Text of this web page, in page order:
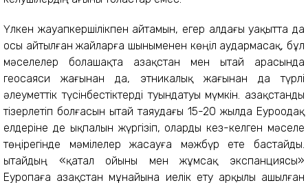
Үлкен жауапкершілікпен айтамын, егер алдағы уақытта да
осы айтылған жайларға шыныменен көңіл аудармасақ, бұл
мәселелер болашақта Қазақстан мен Қытай арасында
геосаяси жағынан да, этникалық жағынан да түрлі
әлеуметтік түсінбестіктерді туындатуы мүмкін. Қазақстанды
тізерлетіп болғасын Қытай таяудағы 15-20 жылда Еуроодақ
елдеріне де ықпалын жүргізіп, оларды кез-келген мәселе
төңірегінде мәмілелер жасауға мәжбүр ете бастайды.
Қытайдың «қатал ойыны мен жұмсақ экспанциясы»
Еуропаға Қазақстан мұнайына иелік ету арқылы ашылған